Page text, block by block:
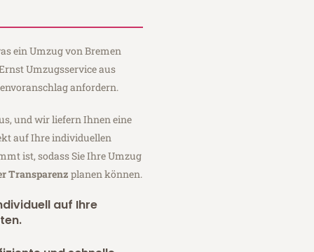
ein Umzug von Bremen
Umzugsservice aus
anfordern.
und wir liefern Ihnen eine
auf Ihre individuellen
ist, sodass Sie Ihre Umzug
Transparenz planen können.
auf Ihre